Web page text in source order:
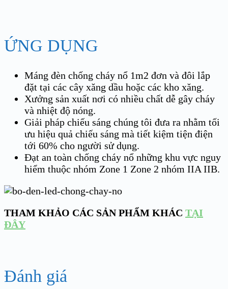
ỨNG DỤNG
Máng đèn chống cháy nổ 1m2 đơn và đôi lắp
đặt tại các cây xăng dầu hoặc các kho xăng.
Xưởng sản xuất nơi có nhiều chất dễ gây cháy
và nhiệt độ nóng.
Giải pháp chiếu sáng chúng tôi đưa ra nhằm tối
ưu hiệu quả chiếu sáng mà tiết kiệm tiện điện
tới 60% cho người sử dụng.
Đạt an toàn chống cháy nổ những khu vực nguy
hiểm thuộc nhóm Zone 1 Zone 2 nhóm IIA IIB.
THAM KHẢO CÁC SẢN PHẨM KHÁC TẠI
ĐÂY
Đánh giá